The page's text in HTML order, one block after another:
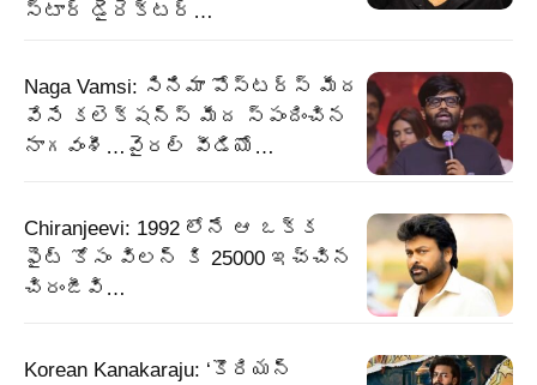
స్టార్ డైరెక్టర్…
Naga Vamsi: సినిమా పోస్టర్స్ మీద
వేసే కలెక్షన్స్ మీద స్పందించిన
నాగవంశీ…వైరల్ వీడియో…
Chiranjeevi: 1992 లోనే ఆ ఒక్క
ఫైట్ కోసం విలన్ కి 25000 ఇచ్చిన
చిరంజీవి…
Korean Kanakaraju: ‘కొరియన్